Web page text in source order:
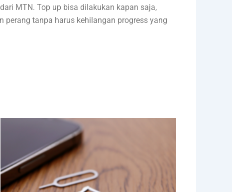
dari MTN. Top up bisa dilakukan kapan saja,
perang tanpa harus kehilangan progress yang